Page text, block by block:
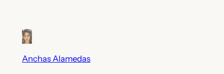
Anchas Alamedas